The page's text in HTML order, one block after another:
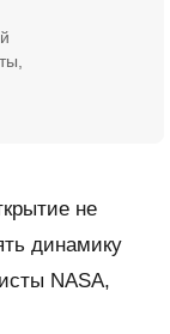
не
динамику
NASA,